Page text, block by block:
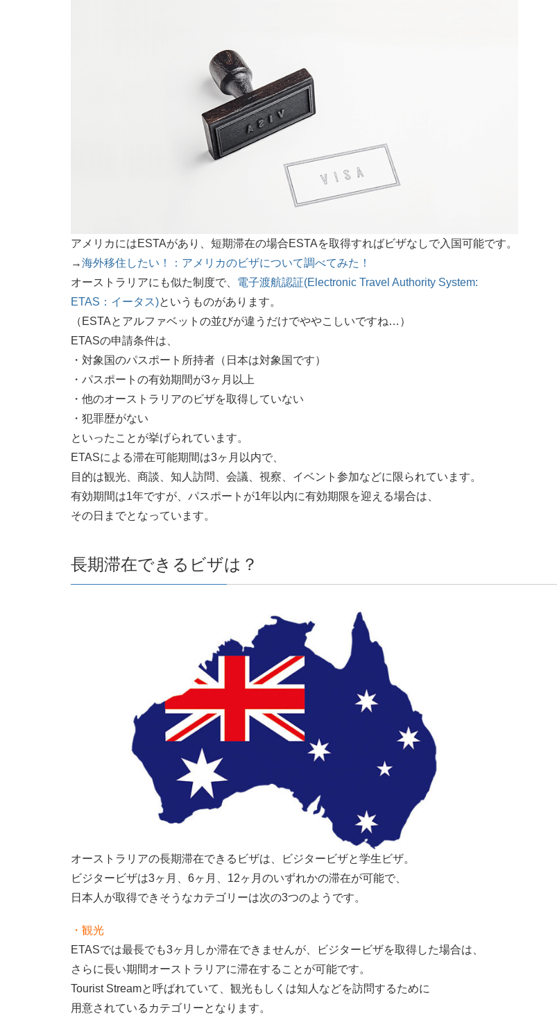
アメリカにはESTAがあり、短期滞在の場合ESTAを取得すればビザなしで入国可能です。
→海外移住したい！：アメリカのビザについて調べてみた！
オーストラリアにも似た制度で、 電子渡航認証(Electronic Travel Authority System:
ETAS：イータス)というものがあります。
（ESTAとアルファベットの並びが違うだけでややこしいですね…）
ETASの申請条件は、
・対象国のパスポート所持者（日本は対象国です）
・パスポートの有効期間が3ヶ月以上
・他のオーストラリアのビザを取得していない
・犯罪歴がない
といったことが挙げられています。
ETASによる滞在可能期間は3ヶ月以内で、
目的は観光、商談、知人訪問、会議、視察、イベント参加などに限られています。
有効期間は1年ですが、パスポートが1年以内に有効期限を迎える場合は、
その日までとなっています。
長期滞在できるビザは？
オーストラリアの長期滞在できるビザは、ビジタービザと学生ビザ。
ビジタービザは3ヶ月、6ヶ月、12ヶ月のいずれかの滞在が可能で、
日本人が取得できそうなカテゴリーは次の3つのようです。
・観光
ETASでは最長でも3ヶ月しか滞在できませんが、ビジタービザを取得した場合は、
さらに長い期間オーストラリアに滞在することが可能です。
Tourist Streamと呼ばれていて、観光もしくは知人などを訪問するために
用意されているカテゴリーとなります。